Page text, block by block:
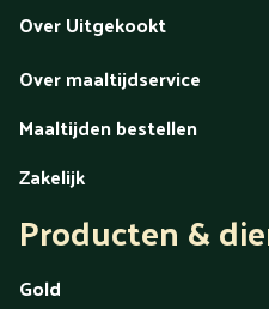
Over Uitgekookt
Over maaltijdservice
Maaltijden bestellen
Zakelijk
Producten &
Gold